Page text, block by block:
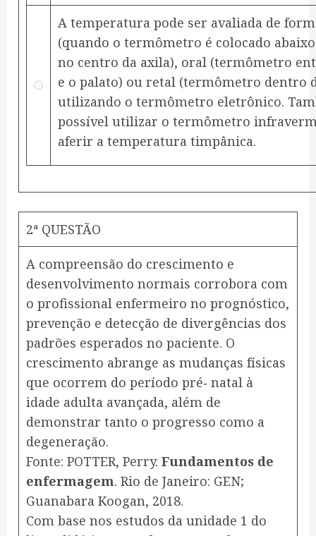
A temperatura pode ser avaliada de
(quando o termômetro é colocado
no centro da axila), oral (termômetro
e o palato) ou retal (termômetro dentro
utilizando o termômetro eletrônico.
possível utilizar o termômetro
aferir a temperatura timpânica.
2ª QUESTÃO
​A compreensão do crescimento e
desenvolvimento normais corrobora com
o profissional enfermeiro no prognóstico,
prevenção e detecção de divergências dos
padrões esperados no paciente. O
crescimento abrange as mudanças físicas
que ocorrem do período pré‐ natal à
idade adulta avançada, além de
demonstrar tanto o progresso como a
degeneração.
Fonte: POTTER, Perry. Fundamentos de
enfermagem. Rio de Janeiro: GEN;
Guanabara Koogan, 2018.
Com base nos estudos da unidade 1 do